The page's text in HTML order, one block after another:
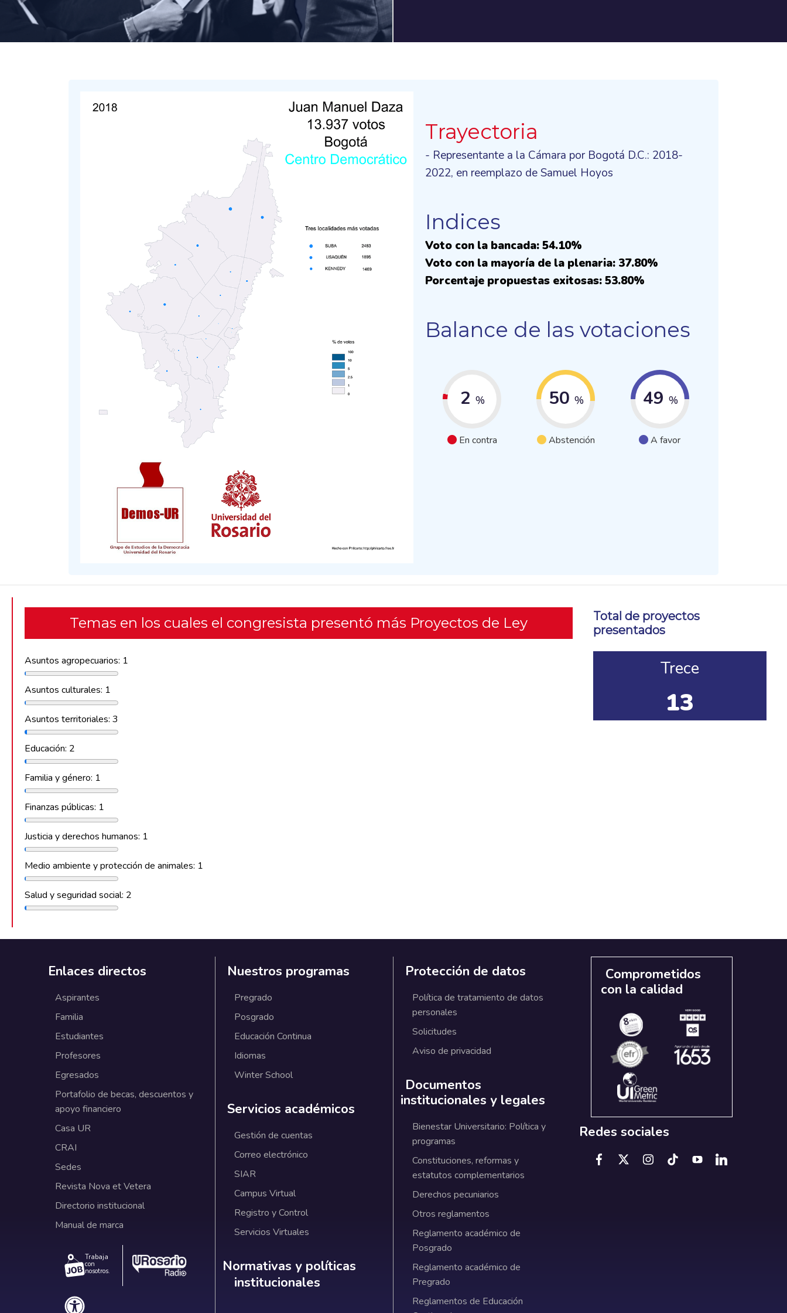
Trayectoria
- Representante a la Cámara por Bogotá D.C.: 2018-
2022, en reemplazo de Samuel Hoyos
Indices
Voto con la bancada: 54.10%
Voto con la mayoría de la plenaria: 37.80%
Porcentaje propuestas exitosas: 53.80%
Balance de las votaciones
2 %
En contra
50 %
Abstención
49 %
A favor
Temas en los cuales el congresista presentó más Proyectos de Ley
Asuntos agropecuarios: 1
Asuntos culturales: 1
Asuntos territoriales: 3
Educación: 2
Familia y género: 1
Finanzas públicas: 1
Justicia y derechos humanos: 1
Medio ambiente y protección de animales: 1
Salud y seguridad social: 2
Total de proyectos
presentados
Trece
13
Enlaces directos
Aspirantes
Familia
Estudiantes
Profesores
Egresados
Portafolio de becas, descuentos y
apoyo financiero
Casa UR
CRAI
Sedes
Revista Nova et Vetera
Directorio institucional
Manual de marca
Trabaja
con
nosotros.
Nuestros programas
Pregrado
Posgrado
Educación Continua
Idiomas
Winter School
Servicios académicos
Gestión de cuentas
Correo electrónico
SIAR
Campus Virtual
Registro y Control
Servicios Virtuales
Normativas y políticas institucionales
Normativas y políticas
institucionales
Protección de datos
Política de tratamiento de datos
personales
Solicitudes
Aviso de privacidad
Documentos
institucionales y legales
Bienestar Universitario: Política y
programas
Constituciones, reformas y
estatutos complementarios
Derechos pecuniarios
Otros reglamentos
Reglamento académico de
Posgrado
Reglamento académico de
Pregrado
Reglamentos de Educación
Comprometidos
con la calidad
Redes sociales